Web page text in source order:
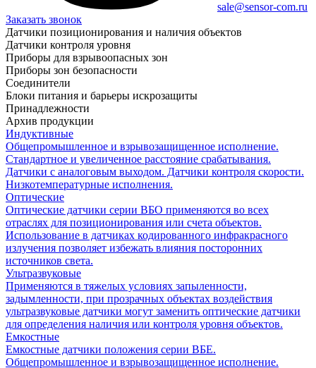
sale@sensor-com.ru
Заказать звонок
Датчики позиционирования и наличия объектов
Датчики контроля уровня
Приборы для взрывоопасных зон
Приборы зон безопасности
Соединители
Блоки питания и барьеры искрозащиты
Принадлежности
Архив продукции
Индуктивные
Общепромышленное и взрывозащищенное исполнение.
Стандартное и увеличенное расстояние срабатывания.
Датчики с аналоговым выходом. Датчики контроля скорости.
Низкотемпературные исполнения.
Оптические
Оптические датчики серии ВБО применяются во всех
отраслях для позиционирования или счета объектов.
Использование в датчиках кодированного инфракрасного
излучения позволяет избежать влияния посторонних
источников света.
Ультразвуковые
Применяются в тяжелых условиях запыленности,
задымленности, при прозрачных объектах воздействия
ультразвуковые датчики могут заменить оптические датчики
для определения наличия или контроля уровня объектов.
Емкостные
Емкостные датчики положения серии ВБЕ.
Общепромышленное и взрывозащищенное исполнение.